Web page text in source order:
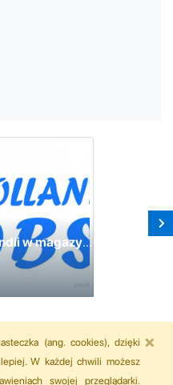
Praca w Holandii w magazynach produkcyjnych.
(ang. cookies), dzięki
W każdej chwili możesz
swojej przeglądarki.
×